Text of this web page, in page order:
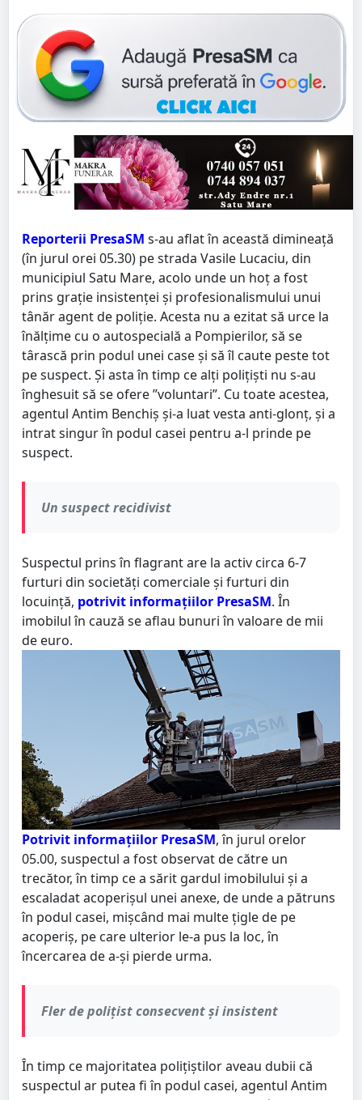
Reporterii PresaSM s-au aflat în această dimineață
(în jurul orei 05.30) pe strada Vasile Lucaciu, din
municipiul Satu Mare, acolo unde un hoț a fost
prins grație insistenței și profesionalismului unui
tânăr agent de poliție. Acesta nu a ezitat să urce la
înălțime cu o autospecială a Pompierilor, să se
târască prin podul unei case și să îl caute peste tot
pe suspect. Și asta în timp ce alți polițiști nu s-au
înghesuit să se ofere ”voluntari”. Cu toate acestea,
agentul Antim Benchiș și-a luat vesta anti-glonț, și a
intrat singur în podul casei pentru a-l prinde pe
suspect.
Un suspect recidivist
Suspectul prins în flagrant are la activ circa 6-7
furturi din societăți comerciale și furturi din
locuință, potrivit informațiilor PresaSM. În
imobilul în cauză se aflau bunuri în valoare de mii
de euro.
Potrivit informațiilor PresaSM, în jurul orelor
05.00, suspectul a fost observat de către un
trecător, în timp ce a sărit gardul imobilului și a
escaladat acoperișul unei anexe, de unde a pătruns
în podul casei, mișcând mai multe țigle de pe
acoperiș, pe care ulterior le-a pus la loc, în
încercarea de a-și pierde urma.
Fler de polițist consecvent și insistent
În timp ce majoritatea polițiștilor aveau dubii că
suspectul ar putea fi în podul casei, agentul Antim